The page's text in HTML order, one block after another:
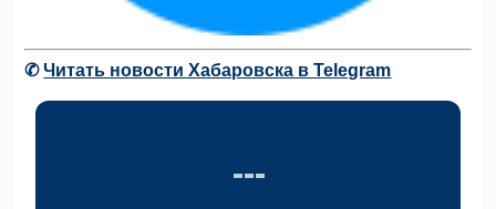
✆Читать новости Хабаровска в Telegram